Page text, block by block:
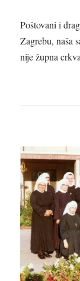
Poštovani i
Zagrebu, naša
nije župna